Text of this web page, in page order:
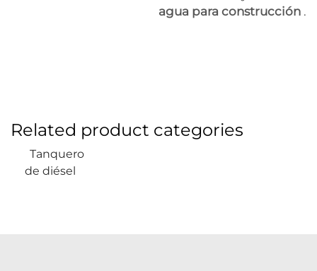
agua para construcción .
Related product categories
Tanquero
de diésel